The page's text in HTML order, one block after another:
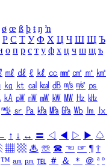
ø œ ß þ ŧ ŋ ŉ
Р С Т У Ф Х Ц Ч Ш Щ Ъ
о п р с т у ф х ц ч ш щ ъ
㎖ ㎗ ℓ ㎘ ㏄ ㎣ ㎤ ㎥ ㎦
㎏ ㏏ ㎈ ㎉ ㏈ ㎧ ㎨ ㎰
㎄ ㎺ ㎻ ㎽ ㎾ ㎿ ㎐ ㎑
㎯ ㏛ ㎩ ㎪ ㎫ ㎬ ㏝ ㏐
㏓
↑ ↓ ↔ 〓 ◁ ◀ ▷ ▶ ♤
▦ ▩ ♨ ☏ ☎ ☜ ☞ ¶ †
™ ㏂ ㏘ ℡ ＃ ＆ ＊ ＠ ª º